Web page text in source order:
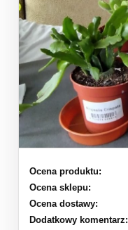
Ocena produktu:
Ocena sklepu:
Ocena dostawy:
Dodatkowy komentarz: